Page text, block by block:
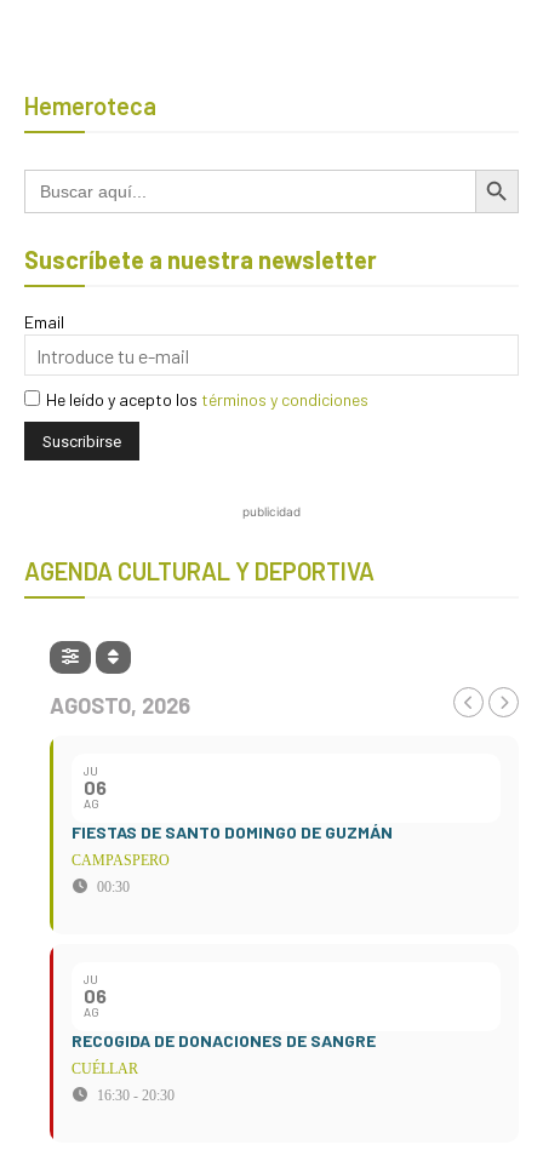
Hemeroteca
Buscar: Botón de
Suscríbete a nuestra newsletter
Email
He leído y acepto los términos y condiciones
publicidad
AGENDA CULTURAL Y DEPORTIVA
AGOSTO, 2026
JU
06
AG
FIESTAS DE SANTO DOMINGO DE GUZMÁN
CAMPASPERO
00:30
JU
06
AG
RECOGIDA DE DONACIONES DE SANGRE
CUÉLLAR
16:30 - 20:30